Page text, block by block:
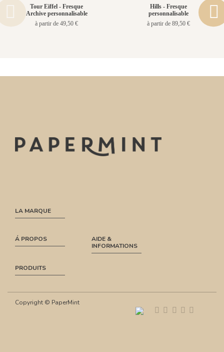
Tour Eiffel - Fresque
Archive personnalisable
à partir de 49,50 €
Hills - Fresque
personnalisable
à partir de 89,50 €
LA MARQUE
Á PROPOS
AIDE &
INFORMATIONS
PRODUITS
Copyright © PaperMint